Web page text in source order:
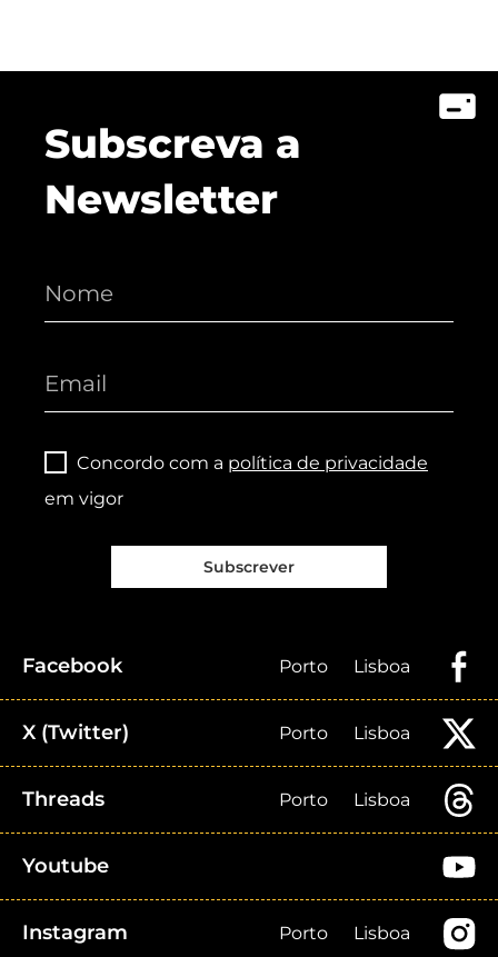
Subscreva a
Newsletter
Concordo com a política de privacidade
em vigor
Subscrever
Facebook Porto Lisboa
X (Twitter) Porto Lisboa
Threads Porto Lisboa
Youtube
Instagram Porto Lisboa